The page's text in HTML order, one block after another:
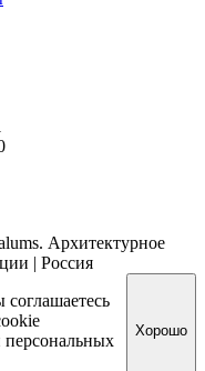
Архитектурное
| Россия
Хорошо